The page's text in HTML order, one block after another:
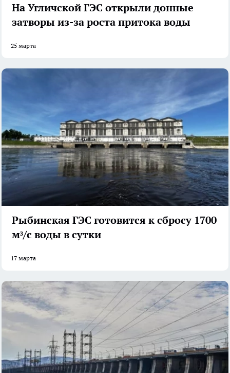
На Угличской ГЭС открыли донные
затворы из-за роста притока воды
25 марта
Рыбинская ГЭС готовится к сбросу 1700
м³/с воды в сутки
17 марта